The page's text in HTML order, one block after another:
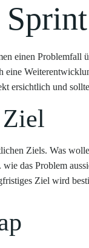
einen Problemfall
eine
ersichtlich und
Ziels. Was
das Problem
Ziel wird